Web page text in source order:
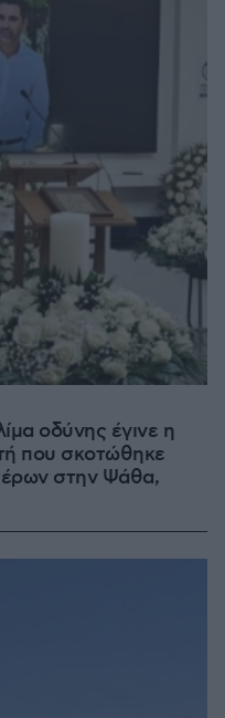
οδύνης έγινε η
που σκοτώθηκε
στην Ψάθα,